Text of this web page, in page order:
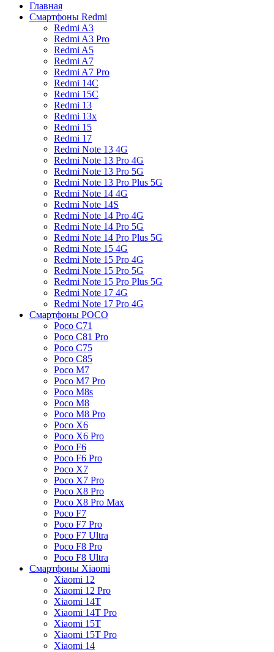
Главная
Смартфоны Redmi
Redmi A3
Redmi A3 Pro
Redmi A5
Redmi A7
Redmi A7 Pro
Redmi 14C
Redmi 15C
Redmi 13
Redmi 13x
Redmi 15
Redmi 17
Redmi Note 13 4G
Redmi Note 13 Pro 4G
Redmi Note 13 Pro 5G
Redmi Note 13 Pro Plus 5G
Redmi Note 14 4G
Redmi Note 14S
Redmi Note 14 Pro 4G
Redmi Note 14 Pro 5G
Redmi Note 14 Pro Plus 5G
Redmi Note 15 4G
Redmi Note 15 Pro 4G
Redmi Note 15 Pro 5G
Redmi Note 15 Pro Plus 5G
Redmi Note 17 4G
Redmi Note 17 Pro 4G
Смартфоны POCO
Poco C71
Poco C81 Pro
Poco C75
Poco C85
Poco M7
Poco M7 Pro
Poco M8s
Poco M8
Poco M8 Pro
Poco X6
Poco X6 Pro
Poco F6
Poco F6 Pro
Poco X7
Poco X7 Pro
Poco X8 Pro
Poco X8 Pro Max
Poco F7
Poco F7 Pro
Poco F7 Ultra
Poco F8 Pro
Poco F8 Ultra
Смартфоны Xiaomi
Xiaomi 12
Xiaomi 12 Pro
Xiaomi 14T
Xiaomi 14T Pro
Xiaomi 15T
Xiaomi 15T Pro
Xiaomi 14